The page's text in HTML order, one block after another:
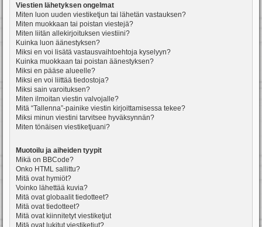
Viestien lähetyksen ongelmat
Miten luon uuden viestiketjun tai lähetän vastauksen?
Miten muokkaan tai poistan viestejä?
Miten liitän allekirjoituksen viestiini?
Kuinka luon äänestyksen?
Miksi en voi lisätä vastausvaihtoehtoja kyselyyn?
Kuinka muokkaan tai poistan äänestyksen?
Miksi en pääse alueelle?
Miksi en voi liittää tiedostoja?
Miksi sain varoituksen?
Miten ilmoitan viestin valvojalle?
Mitä “Tallenna”-painike viestin kirjoittamisessa tekee?
Miksi minun viestini tarvitsee hyväksynnän?
Miten tönäisen viestiketjuani?
Muotoilu ja aiheiden tyypit
Mikä on BBCode?
Onko HTML sallittu?
Mitä ovat hymiöt?
Voinko lähettää kuvia?
Mitä ovat globaalit tiedotteet?
Mitä ovat tiedotteet?
Mitä ovat kiinnitetyt viestiketjut
Mitä ovat lukitut viestiketjut?